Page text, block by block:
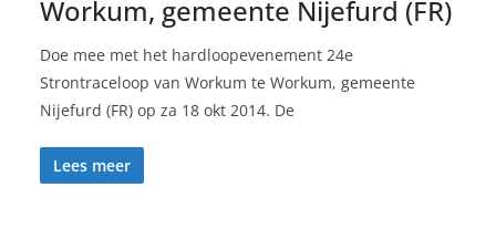
Workum, gemeente Nijefurd (FR)
Doe mee met het hardloopevenement 24e
Strontraceloop van Workum te Workum, gemeente
Nijefurd (FR) op za 18 okt 2014. De
Lees meer